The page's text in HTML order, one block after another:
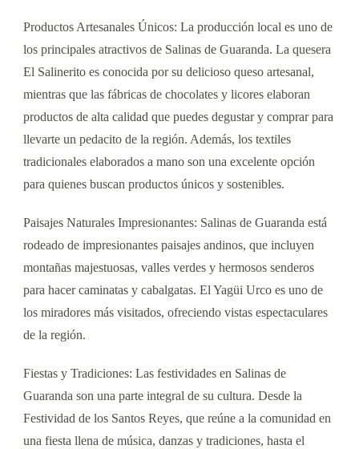
Productos Artesanales Únicos: La producción local es uno de
los principales atractivos de Salinas de Guaranda. La quesera
El Salinerito es conocida por su delicioso queso artesanal,
mientras que las fábricas de chocolates y licores elaboran
productos de alta calidad que puedes degustar y comprar para
llevarte un pedacito de la región. Además, los textiles
tradicionales elaborados a mano son una excelente opción
para quienes buscan productos únicos y sostenibles.
Paisajes Naturales Impresionantes: Salinas de Guaranda está
rodeado de impresionantes paisajes andinos, que incluyen
montañas majestuosas, valles verdes y hermosos senderos
para hacer caminatas y cabalgatas. El Yagüi Urco es uno de
los miradores más visitados, ofreciendo vistas espectaculares
de la región.
Fiestas y Tradiciones: Las festividades en Salinas de
Guaranda son una parte integral de su cultura. Desde la
Festividad de los Santos Reyes, que reúne a la comunidad en
una fiesta llena de música, danzas y tradiciones, hasta el